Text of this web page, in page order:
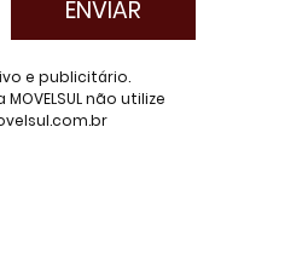
e publicitário.
não utilize